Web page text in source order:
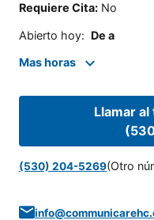
Requiere Cita: No
Abierto hoy: De a
Mas horas
Llamar
(530) 204-5269(Otro